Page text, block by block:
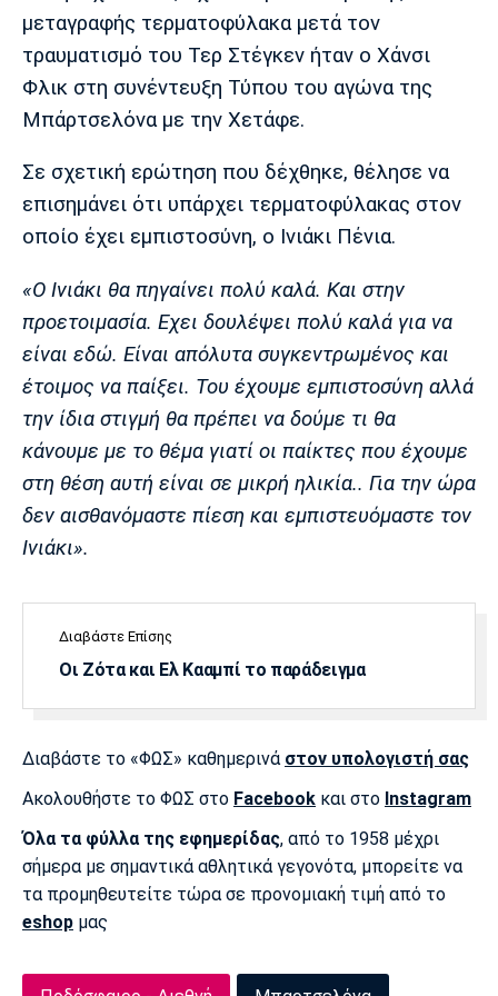
Πολιτισμός
Τραγούδια
Cine Spot
Running
Media
Παρασκήνιο
Πρόγραμμα TV
Ιωνικός Κηφισιά Πανσερραϊκός
Μπαρτσελόνα
Ρεάλ
Ατλέτικο
Μάντσεστερ
Γιουνάιτεντ
Τσέλσι
Λίβερπουλ
Μάντσεστερ
Σίτι
Γιουβέντους
Ίντερ
Μπορούσια
Παρί Σεν
Μαρσέιγ
Μονακό
Ερυθρός
Τότεναμ
μεταγραφής τερματοφύλακα μετά τον
τραυματισμό του Τερ Στέγκεν ήταν ο Χάνσι
Φλικ στη συνέντευξη Τύπου του αγώνα της
Μπάρτσελόνα με την Χετάφε.
Σε σχετική ερώτηση που δέχθηκε, θέλησε να
επισημάνει ότι υπάρχει τερματοφύλακας στον
οποίο έχει εμπιστοσύνη, ο Ινιάκι Πένια.
«Ο Ινιάκι θα πηγαίνει πολύ καλά. Και στην
προετοιμασία. Εχει δουλέψει πολύ καλά για να
είναι εδώ. Είναι απόλυτα συγκεντρωμένος και
έτοιμος να παίξει. Του έχουμε εμπιστοσύνη αλλά
την ίδια στιγμή θα πρέπει να δούμε τι θα
κάνουμε με το θέμα γιατί οι παίκτες που έχουμε
στη θέση αυτή είναι σε μικρή ηλικία.. Για την ώρα
δεν αισθανόμαστε πίεση και εμπιστευόμαστε τον
Ινιάκι».
Διαβάστε Επίσης
Οι Ζότα και Ελ Κααμπί το παράδειγμα
Διαβάστε το «ΦΩΣ» καθημερινά στον υπολογιστή σας
Ακολουθήστε το ΦΩΣ στο Facebook και στο Instagram
Όλα τα φύλλα της εφημερίδας, από το 1958 μέχρι
σήμερα με σημαντικά αθλητικά γεγονότα, μπορείτε να
τα προμηθευτείτε τώρα σε προνομιακή τιμή από το
eshop μας